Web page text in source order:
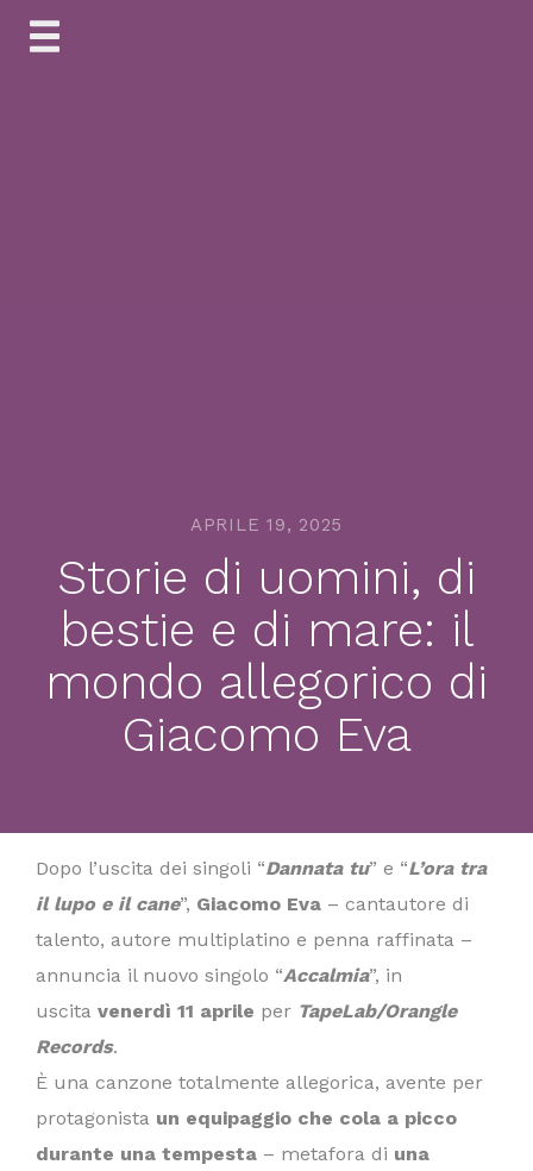
Skip
APRILE 19, 2025
Storie di uomini, di
bestie e di mare: il
mondo allegorico di
Giacomo Eva
Dopo l’uscita dei singoli “Dannata tu” e “L’ora tra
il lupo e il cane”, Giacomo Eva – cantautore di
talento, autore multiplatino e penna raffinata –
annuncia il nuovo singolo “Accalmia”, in
uscita venerdì 11 aprile per TapeLab/Orangle
Records.
È una canzone totalmente allegorica, avente per
protagonista un equipaggio che cola a picco
durante una tempesta – metafora di una